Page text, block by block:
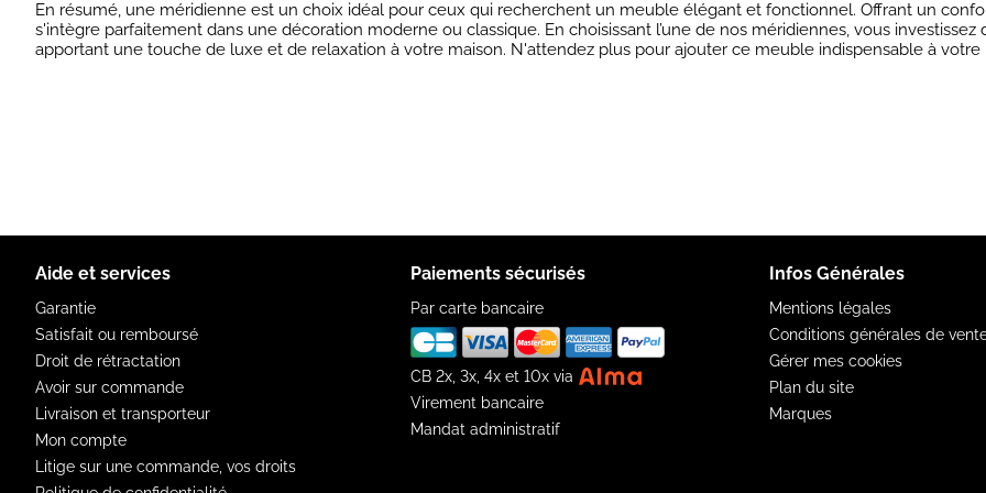
En résumé, une méridienne est un choix idéal pour ceux qui recherchent un meuble élégant et fonctionnel. Offrant un
s'intègre parfaitement dans une décoration moderne ou classique. En choisissant l’une de nos méridiennes, vous
apportant une touche de luxe et de relaxation à votre maison. N'attendez plus pour ajouter ce meuble indispensable à
Aide et services
Garantie
Satisfait ou remboursé
Droit de rétractation
Avoir sur commande
Livraison et transporteur
Mon compte
Litige sur une commande, vos droits
Paiements sécurisés
Par carte bancaire
CB 2x, 3x, 4x et 10x via
Virement bancaire
Mandat administratif
Infos Générales
Mentions légales
Conditions générales de
Gérer mes cookies
Plan du site
Marques